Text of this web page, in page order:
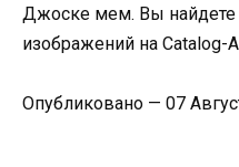
Джоске мем. Вы найдете
изображений на Catalog-
Опубликовано — 07